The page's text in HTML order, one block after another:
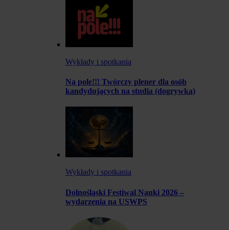
Wykłady i spotkania
Na pole!!! Twórczy plener dla osób
kandydujących na studia (dogrywka)
Wykłady i spotkania
Dolnośląski Festiwal Nauki 2026 –
wydarzenia na USWPS